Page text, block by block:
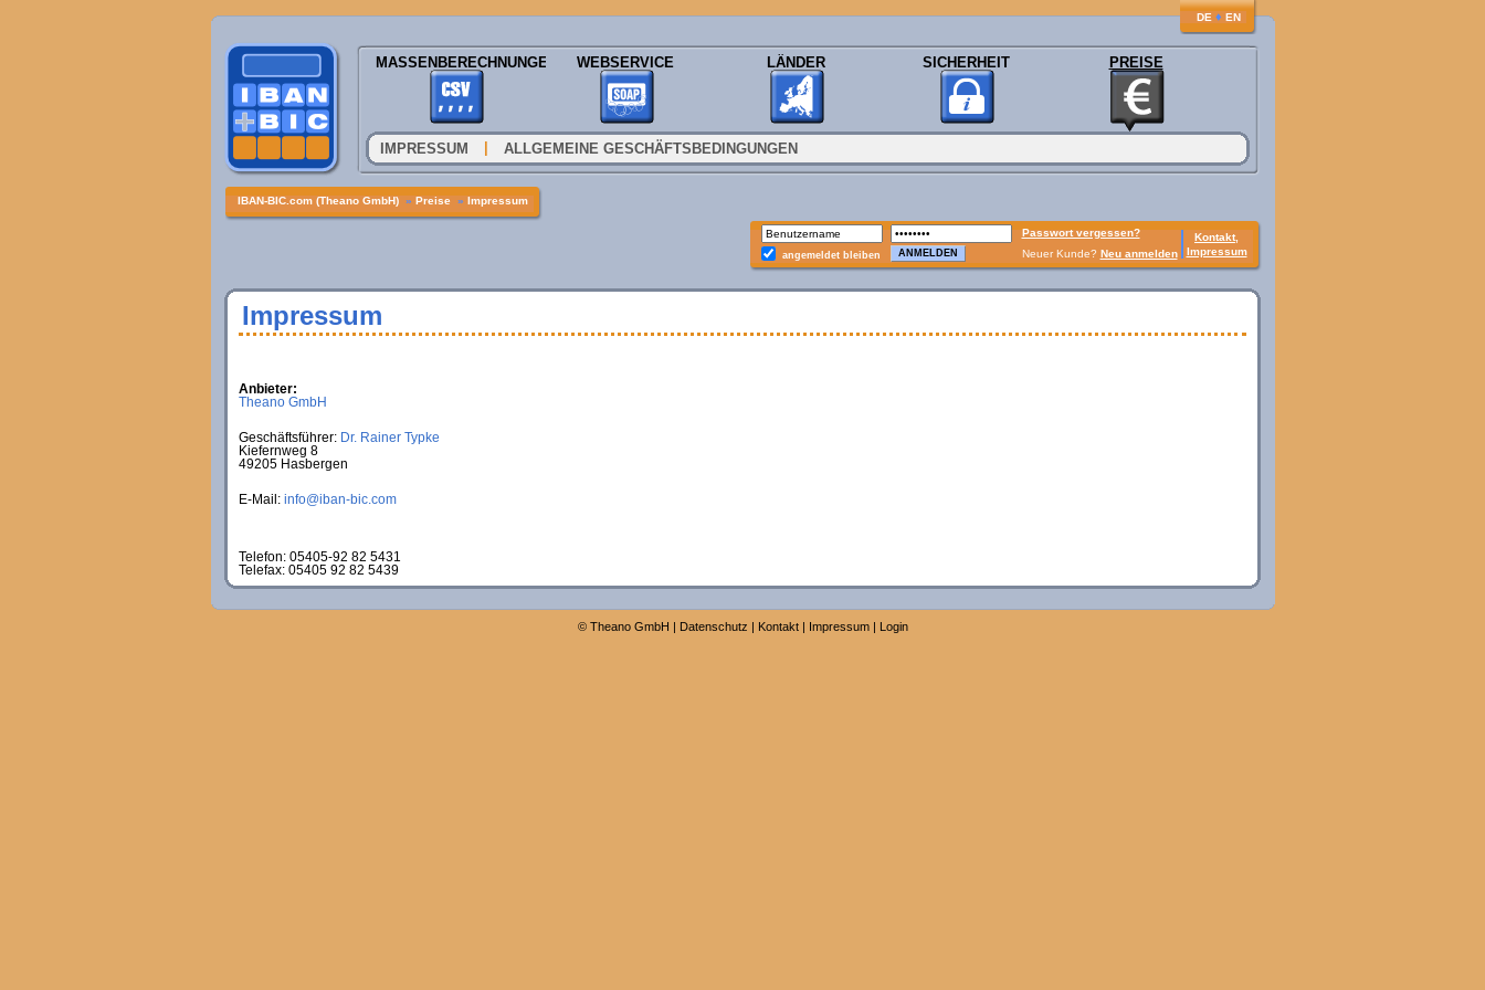
DE ♦ EN
MASSENBERECHNUNGEN WEBSERVICE LÄNDER SICHERHEIT PREISE
IMPRESSUM ALLGEMEINE GESCHÄFTSBEDINGUNGEN
IBAN-BIC.com (Theano GmbH) » Preise » Impressum
Passwort vergessen?
Kontakt,
Impressum
angemeldet bleiben Neuer Kunde? Neu anmelden
Impressum
Anbieter:
Theano GmbH
Geschäftsführer: Dr. Rainer Typke
Kiefernweg 8
49205 Hasbergen
E-Mail: info@iban-bic.com
Telefon: 05405-92 82 5431
Telefax: 05405 92 82 5439
© Theano GmbH | Datenschutz | Kontakt| Impressum| Login